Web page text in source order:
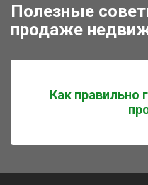
Полезные
продаже
Как правильно